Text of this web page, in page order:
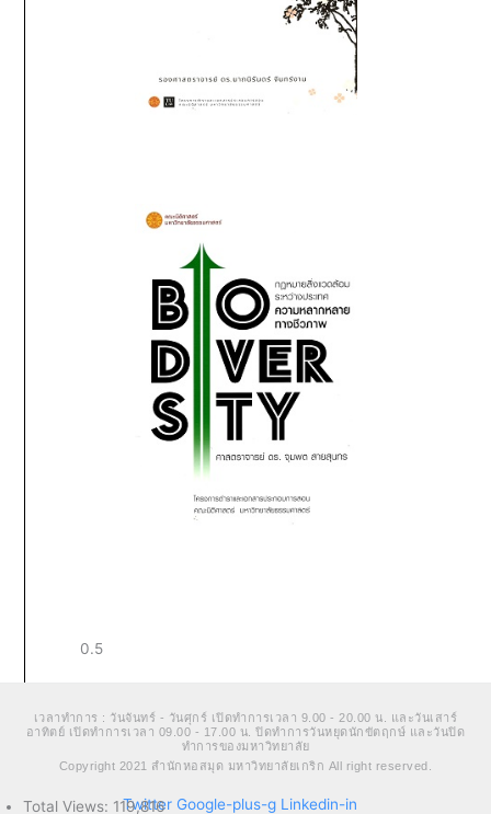
เวลาทำการ : วันจันทร์ - วันศุกร์ เปิดทำการเวลา 9.00 - 20.00 น. และวันเสาร์
อาทิตย์ เปิดทำการเวลา 09.00 - 17.00 น. ปิดทำการวันหยุดนักขัตฤกษ์ และวันปิด
ทำการของมหาวิทยาลัย
Copyright 2021 สำนักหอสมุด มหาวิทยาลัยเกริก All right reserved.
Twitter Google-plus-g Linkedin-in
Total Views: 119,816